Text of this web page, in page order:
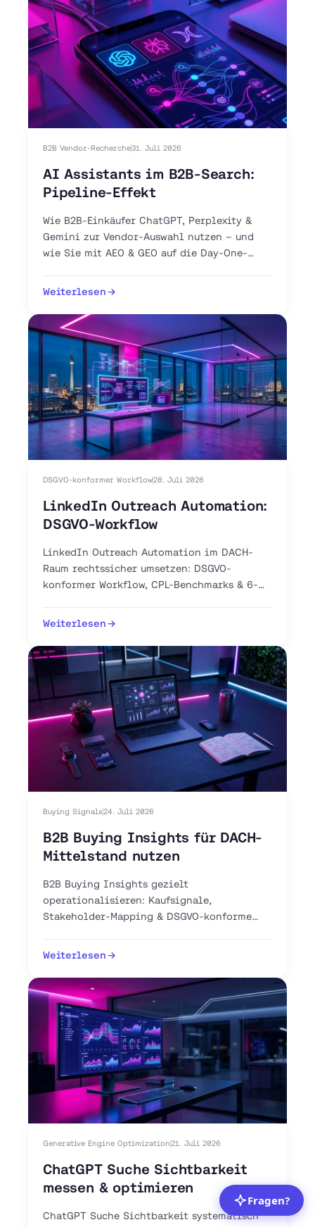
B2B Vendor-Recherche31. Juli 2026
AI Assistants im B2B-Search:
Pipeline-Effekt
Wie B2B-Einkäufer ChatGPT, Perplexity &
Gemini zur Vendor-Auswahl nutzen – und
wie Sie mit AEO & GEO auf die Day-One-
Weiterlesen
DSGVO-konformer Workflow28. Juli 2026
LinkedIn Outreach Automation:
DSGVO-Workflow
LinkedIn Outreach Automation im DACH-
Raum rechtssicher umsetzen: DSGVO-
konformer Workflow, CPL-Benchmarks & 6-
aufsetzen.
Weiterlesen
Buying Signals24. Juli 2026
B2B Buying Insights für DACH-
Mittelstand nutzen
B2B Buying Insights gezielt
operationalisieren: Kaufsignale,
Stakeholder-Mapping & DSGVO-konforme
Pipeline aufbauen.
Weiterlesen
Generative Engine Optimization21. Juli 2026
ChatGPT Suche Sichtbarkeit
messen & optimieren
ChatGPT Suche Sichtbarkeit systematisch